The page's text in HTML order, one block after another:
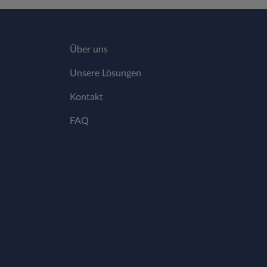
Über uns
Unsere Lösungen
Kontakt
FAQ